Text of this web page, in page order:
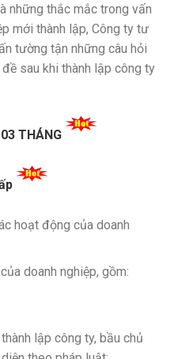
những thắc mắc trong vấn
mới thành lập, Công ty tư
tường tận những câu hỏi
sau khi thành lập công ty
THÁNG
hoạt động của doanh
doanh nghiệp, gồm:
lập công ty, bầu chủ